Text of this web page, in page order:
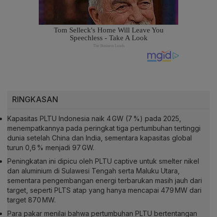
RINGKASAN
Kapasitas PLTU Indonesia naik 4 GW (7 %) pada 2025,
menempatkannya pada peringkat tiga pertumbuhan tertinggi
dunia setelah China dan India, sementara kapasitas global
turun 0,6 % menjadi 97 GW.
Peningkatan ini dipicu oleh PLTU captive untuk smelter nikel
dan aluminium di Sulawesi Tengah serta Maluku Utara,
sementara pengembangan energi terbarukan masih jauh dari
target, seperti PLTS atap yang hanya mencapai 479 MW dari
target 870 MW.
Para pakar menilai bahwa pertumbuhan PLTU bertentangan